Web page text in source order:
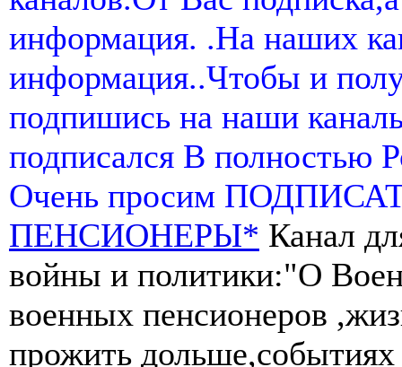
информация. .На наших
информация..Чтобы и
подпишись на наши
подписался В полностью
Очень просим
ПЕНСИОНЕРЫ* Канал
войны и политики:"О
военных пенсионеров
прожить